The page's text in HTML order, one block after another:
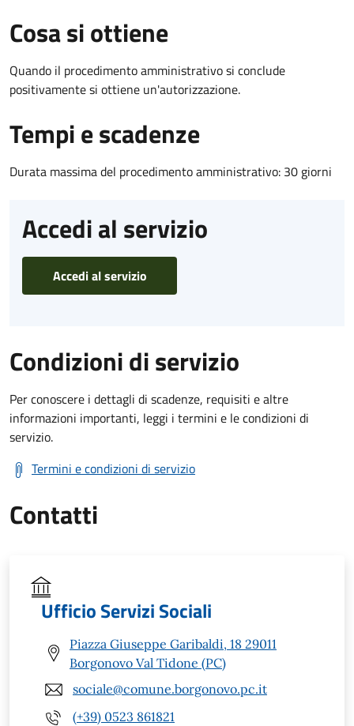
Cosa si ottiene
Quando il procedimento amministrativo si conclude
positivamente si ottiene un'autorizzazione.
Tempi e scadenze
Durata massima del procedimento amministrativo: 30 giorni
Accedi al servizio
Accedi al servizio
Condizioni di servizio
Per conoscere i dettagli di scadenze, requisiti e altre
informazioni importanti, leggi i termini e le condizioni di
servizio.
Termini e condizioni di servizio
Contatti
Ufficio Servizi Sociali
Piazza Giuseppe Garibaldi, 18 29011
Borgonovo Val Tidone (PC)
sociale@comune.borgonovo.pc.it
(+39) 0523 861821